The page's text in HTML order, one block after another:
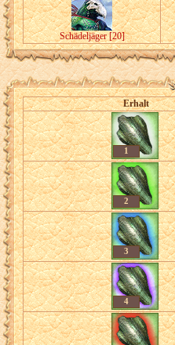
Schädeljäger [20]
Erhalt
1
2
3
4